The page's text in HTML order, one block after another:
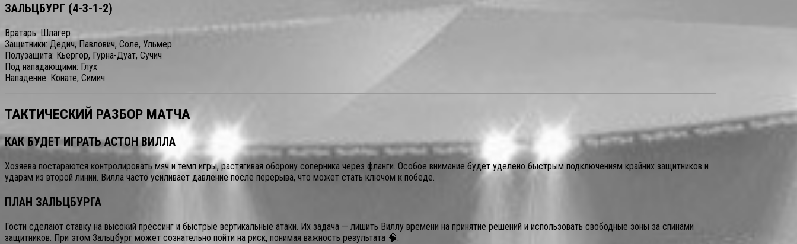
ЗАЛЬЦБУРГ (4-3-1-2)
Вратарь: Шлагер
Защитники: Дедич, Павлович, Соле, Ульмер
Полузащита: Кьергор, Гурна-Дуат, Сучич
Под нападающими: Глух
Нападение: Конате, Симич
ТАКТИЧЕСКИЙ РАЗБОР МАТЧА
КАК БУДЕТ ИГРАТЬ АСТОН ВИЛЛА
Хозяева постараются контролировать мяч и темп игры, растягивая оборону соперника через фланги. Особое внимание будет уделено быстрым подключениям крайних защитников и
ударам из второй линии. Вилла часто усиливает давление после перерыва, что может стать ключом к победе.
ПЛАН ЗАЛЬЦБУРГА
Гости сделают ставку на высокий прессинг и быстрые вертикальные атаки. Их задача — лишить Виллу времени на принятие решений и использовать свободные зоны за спинами
защитников. При этом Зальцбург может сознательно пойти на риск, понимая важность результата 🧠.